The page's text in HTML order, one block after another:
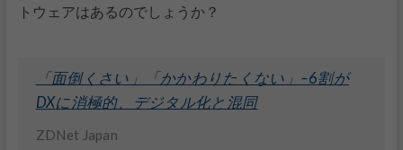
トウェアはあるのでしょうか？
「面倒くさい」「かかわりたくない」–6割が
DXに消極的、デジタル化と混同
ZDNet Japan